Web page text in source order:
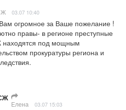
03.07 10:40
огромное за Ваше пожелание !
правы- в регионе преступные
под мощным
прокуратуры региона и
Елена 03.07 15:03